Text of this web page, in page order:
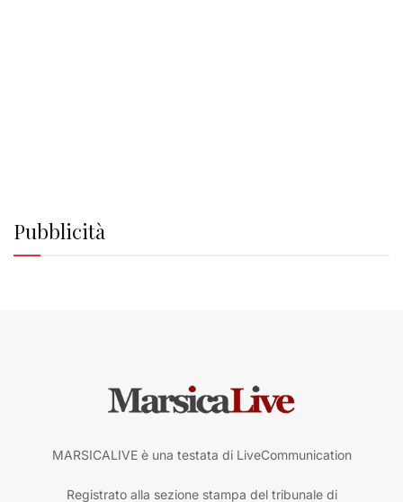
Pubblicità
MARSICALIVE è una testata di LiveCommunication
Registrato alla sezione stampa del tribunale di